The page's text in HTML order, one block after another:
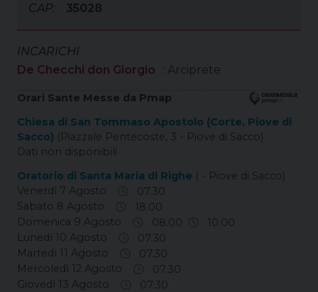
CAP:
35028
INCARICHI
De Checchi don Giorgio
: Arciprete
Orari Sante Messe da Pmap
Chiesa di San Tommaso Apostolo (Corte, Piove di
Sacco) (Piazzale Pentecoste, 3 - Piove di Sacco)
Dati non disponibili
Oratorio di Santa Maria di Righe ( - Piove di Sacco)
Venerdì 7 Agosto
07.30
Sabato 8 Agosto
18.00
Domenica 9 Agosto
08.00
10.00
Lunedì 10 Agosto
07.30
Martedì 11 Agosto
07.30
Mercoledì 12 Agosto
07.30
Giovedì 13 Agosto
07.30